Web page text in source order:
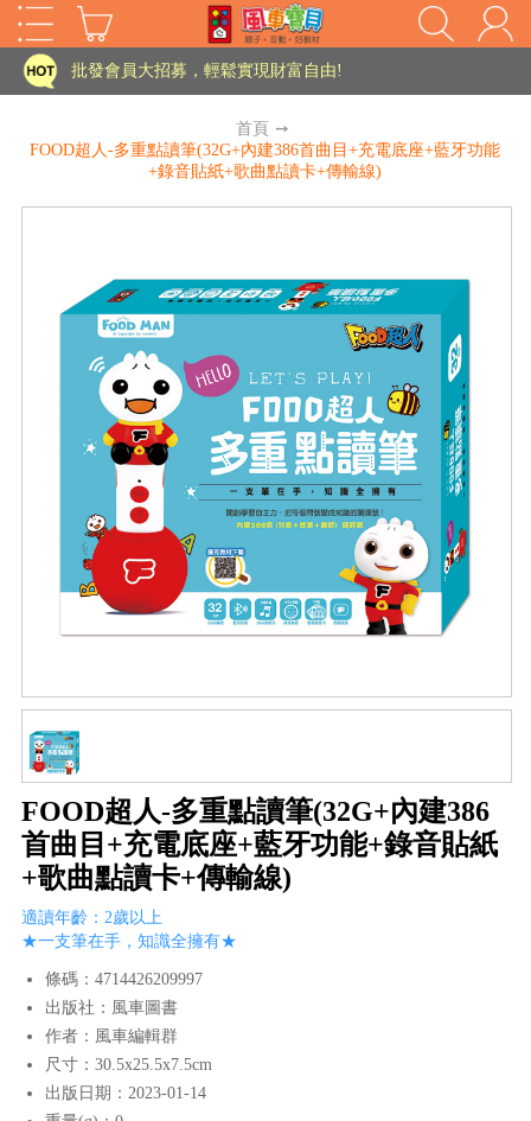
HOT
批發會員大招募，輕鬆實現財富自由!
老師您好!!幼教會員火熱招募中~
海外購物免煩惱！點我查看『海外購物流程說明』
家長樂了!「風車書版集團暨FOOD超人企業總部」目前正興建中!
老師您好!!幼教會員火熱招募中~
海外購物免煩惱！點我查看『海外購物流程說明』
首頁 ➙
FOOD超人-多重點讀筆(32G+內建386首曲目+充電底座+藍牙功能
+錄音貼紙+歌曲點讀卡+傳輸線)
FOOD超人-多重點讀筆(32G+內建386
首曲目+充電底座+藍牙功能+錄音貼紙
+歌曲點讀卡+傳輸線)
適讀年齡：2歲以上
★一支筆在手，知識全擁有★
條碼：4714426209997
出版社：風車圖書
作者：風車編輯群
尺寸：30.5x25.5x7.5cm
出版日期：2023-01-14